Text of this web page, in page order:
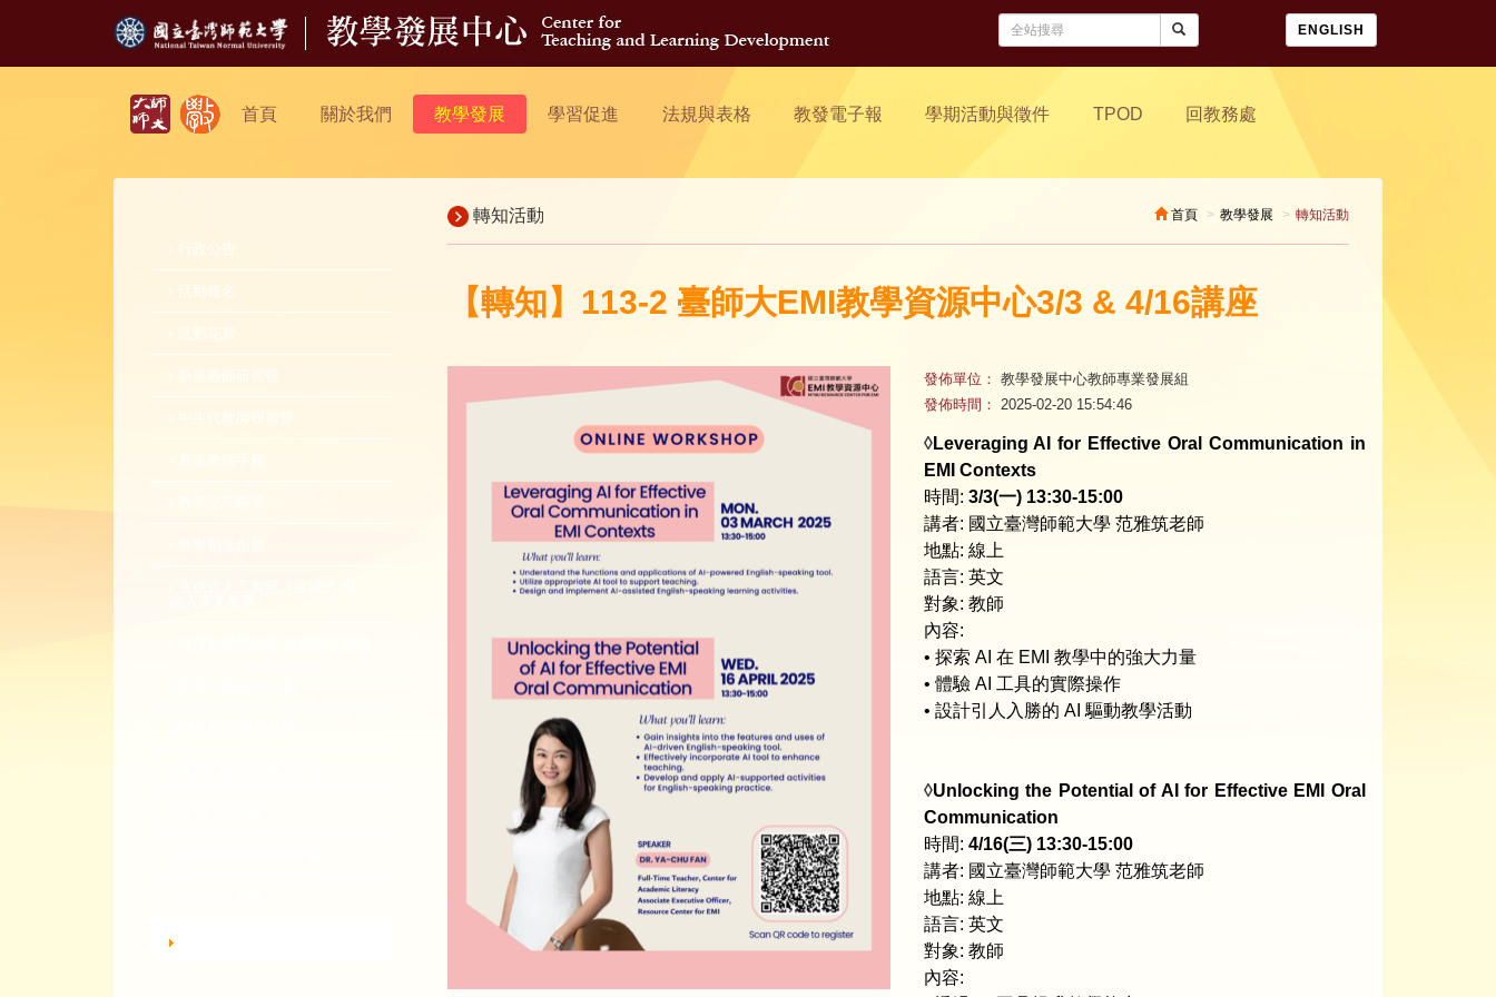
ENGLISH
首頁 關於我們 教學發展 學習促進 法規與表格 教發電子報 學期活動與徵件 TPOD 回教務處
行政公告
活動報名
活動花絮
新進教師研習營
中生代教師研習營
轉知活動 首頁 教學發展 轉知活動
【轉知】113-2 臺師大EMI教學資源中心3/3 & 4/16講座
發佈單位： 教學發展中心教師專業發展組
發佈時間： 2025-02-20 15:54:46
◊Leveraging AI for Effective Oral Communication in
EMI Contexts
時間: 3/3(一) 13:30-15:00
講者: 國立臺灣師範大學 范雅筑老師
地點: 線上
語言: 英文
對象: 教師
內容:
• 探索 AI 在 EMI 教學中的強大力量
• 體驗 AI 工具的實際操作
• 設計引人入勝的 AI 驅動教學活動
◊Unlocking the Potential of AI for Effective EMI Oral
Communication
時間: 4/16(三) 13:30-15:00
講者: 國立臺灣師範大學 范雅筑老師
地點: 線上
語言: 英文
對象: 教師
內容: